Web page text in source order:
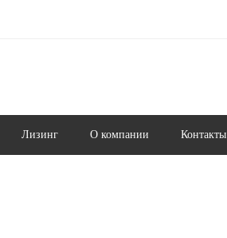
Лизинг О компании Контакты